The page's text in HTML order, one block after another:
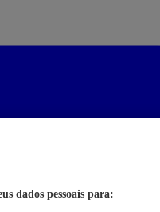
dados pessoais para: